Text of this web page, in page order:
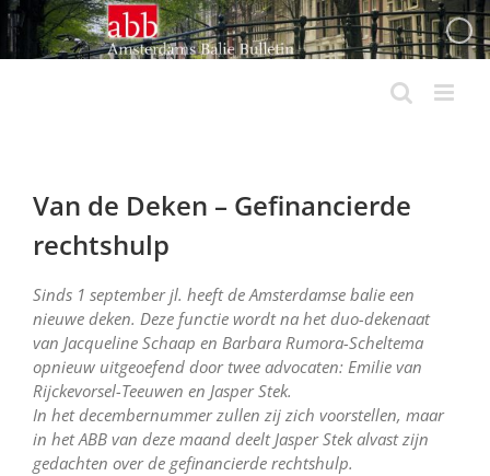
Ga
naar
inhoud
Van de Deken – Gefinancierde
rechtshulp
Sinds 1 september jl. heeft de Amsterdamse balie een
nieuwe deken. Deze functie wordt na het duo-dekenaat
van Jacqueline Schaap en Barbara Rumora-Scheltema
opnieuw uitgeoefend door twee advocaten: Emilie van
Rijckevorsel-Teeuwen en Jasper Stek.
In het decembernummer zullen zij zich voorstellen, maar
in het ABB van deze maand deelt Jasper Stek alvast zijn
gedachten over de gefinancierde rechtshulp.